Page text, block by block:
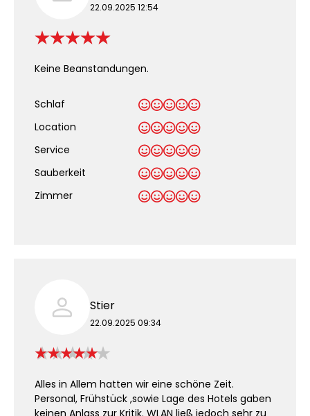
22.09.2025 12:54
Keine Beanstandungen.
Schlaf
Location
Service
Sauberkeit
Zimmer
Stier
22.09.2025 09:34
Alles in Allem hatten wir eine schöne Zeit.
Personal, Frühstück ,sowie Lage des Hotels gaben
keinen Anlass zur Kritik. WLAN ließ jedoch sehr zu